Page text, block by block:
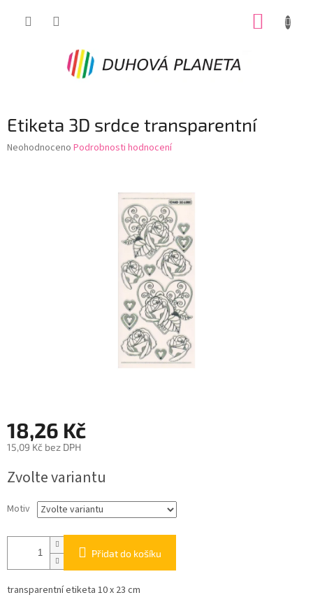
Etiketa 3D srdce transparentní
Průměrné
Neohodnoceno Podrobnosti hodnocení
18,26 Kč
15,09 Kč bez DPH
cena:
Zvolte variantu
Motiv
Přidat do košíku
transparentní etiketa 10 x 23 cm